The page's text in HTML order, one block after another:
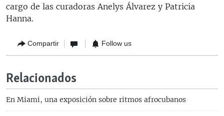
cargo de las curadoras Anelys Álvarez y Patricia
Hanna.
Compartir Follow us
Relacionados
En Miami, una exposición sobre ritmos afrocubanos